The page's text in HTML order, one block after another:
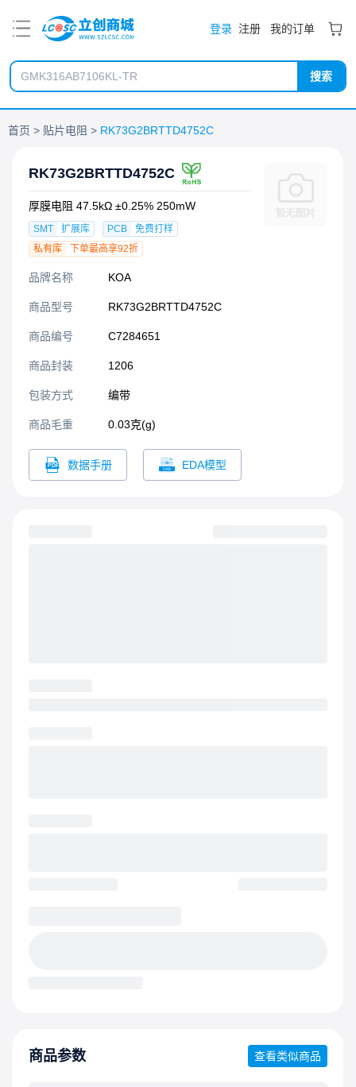
登录 注册 我的订单
搜索
首页 贴片电阻 RK73G2BRTTD4752C
RK73G2BRTTD4752C
厚膜电阻 47.5kΩ ±0.25% 250mW
SMT 扩展库 PCB
免费打样
私有库
下单最高享92折
品牌名称 KOA
商品型号 RK73G2BRTTD4752C
商品编号 C7284651
商品封装 1206​
包装方式 编带
商品毛重 0.03克(g)
数据手册 EDA模型
商品参数 查看类似商品